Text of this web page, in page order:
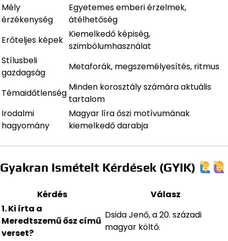
Mély
érzékenység
Egyetemes emberi érzelmek,
átélhetőség
Erőteljes képek
Kiemelkedő képiség,
szimbólumhasználat
Stílusbeli
gazdagság
Metaforák, megszemélyesítés, ritmus
Témaidőtlenség
Minden korosztály számára aktuális
tartalom
Irodalmi
hagyomány
Magyar líra őszi motívumának
kiemelkedő darabja
Gyakran Ismételt Kérdések (GYIK)
Kérdés
Válasz
1. Ki írta a
Meredtszemű ősz című
verset?
Dsida Jenő, a 20. századi
magyar költő.